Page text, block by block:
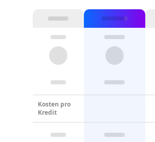
Kosten pro
Kredit